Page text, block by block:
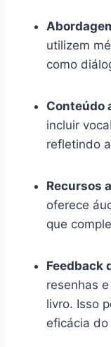
utilizem
como
Conteúdo
incluir
refletindo
Recursos
oferece
que
Feedback
resenhas
livro. Isso
eficácia